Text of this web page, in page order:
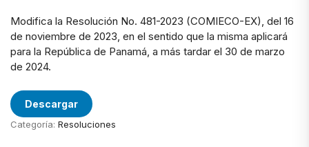
Modifica la Resolución No. 481-2023 (COMIECO-EX), del 16
de noviembre de 2023, en el sentido que la misma aplicará
para la República de Panamá, a más tardar el 30 de marzo
de 2024.
Descargar
Categoría: Resoluciones